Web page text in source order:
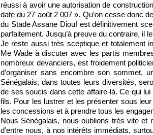
réussi à avoir une autorisation de
date du 27 août 2 007 ». Qu’on cesse donc
du Stade Assane Diouf est définitivement
parfaitement. Jusqu’à preuve du contraire, il
Je reste aussi très sceptique et totalement
Me Wade à discuter avec les partis
nombreux devanciers, est froidement
d’organiser sans encombre son sommet,
Sénégalais, dans toutes leurs diversités,
de ses soucis dans cette affaire-là. Ce qui
fils. Pour les lustrer et les présenter sous
les concessions et à prendre tous les
Nous Sénégalais, nous oublions très vite
d’entre nous, à nos intérêts immédiats,